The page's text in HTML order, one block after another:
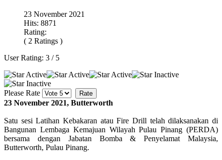
23 November 2021
Hits: 8871
Rating:
( 2 Ratings )
User Rating: 3 / 5
Please Rate
23 November 2021, Butterworth
Satu sesi Latihan Kebakaran atau Fire Drill telah dilaksanakan di
Bangunan Lembaga Kemajuan Wilayah Pulau Pinang (PERDA)
bersama dengan Jabatan Bomba & Penyelamat Malaysia,
Butterworth, Pulau Pinang.